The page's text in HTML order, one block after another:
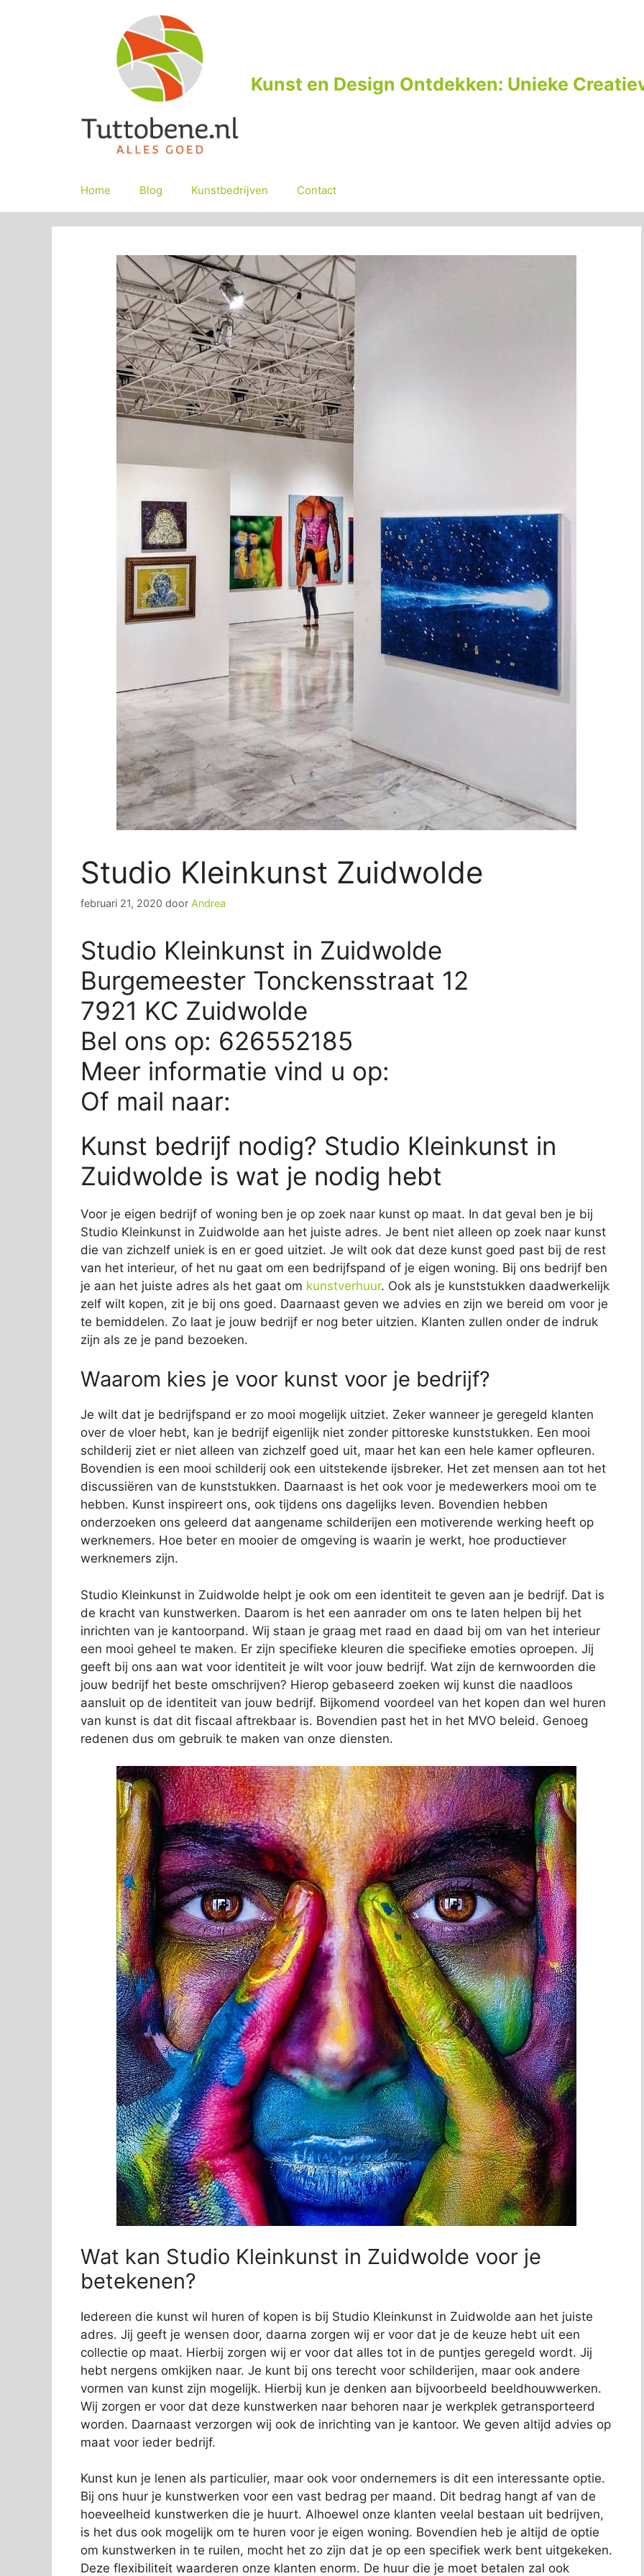
Kunst en Design Ontdekken: Unieke
Home Blog Kunstbedrijven Contact
Studio Kleinkunst Zuidwolde
februari 21, 2020 door Andrea
Studio Kleinkunst in Zuidwolde
Burgemeester Tonckensstraat 12
7921 KC Zuidwolde
Bel ons op: 626552185
Meer informatie vind u op:
Of mail naar:
Kunst bedrijf nodig? Studio Kleinkunst in
Zuidwolde is wat je nodig hebt
Voor je eigen bedrijf of woning ben je op zoek naar kunst op maat. In dat geval ben je bij
Studio Kleinkunst in Zuidwolde aan het juiste adres. Je bent niet alleen op zoek naar kunst
die van zichzelf uniek is en er goed uitziet. Je wilt ook dat deze kunst goed past bij de rest
van het interieur, of het nu gaat om een bedrijfspand of je eigen woning. Bij ons bedrijf ben
je aan het juiste adres als het gaat om kunstverhuur. Ook als je kunststukken daadwerkelijk
zelf wilt kopen, zit je bij ons goed. Daarnaast geven we advies en zijn we bereid om voor je
te bemiddelen. Zo laat je jouw bedrijf er nog beter uitzien. Klanten zullen onder de indruk
zijn als ze je pand bezoeken.
Waarom kies je voor kunst voor je bedrijf?
Je wilt dat je bedrijfspand er zo mooi mogelijk uitziet. Zeker wanneer je geregeld klanten
over de vloer hebt, kan je bedrijf eigenlijk niet zonder pittoreske kunststukken. Een mooi
schilderij ziet er niet alleen van zichzelf goed uit, maar het kan een hele kamer opfleuren.
Bovendien is een mooi schilderij ook een uitstekende ijsbreker. Het zet mensen aan tot het
discussiëren van de kunststukken. Daarnaast is het ook voor je medewerkers mooi om te
hebben. Kunst inspireert ons, ook tijdens ons dagelijks leven. Bovendien hebben
onderzoeken ons geleerd dat aangename schilderijen een motiverende werking heeft op
werknemers. Hoe beter en mooier de omgeving is waarin je werkt, hoe productiever
werknemers zijn.
Studio Kleinkunst in Zuidwolde helpt je ook om een identiteit te geven aan je bedrijf. Dat is
de kracht van kunstwerken. Daarom is het een aanrader om ons te laten helpen bij het
inrichten van je kantoorpand. Wij staan je graag met raad en daad bij om van het interieur
een mooi geheel te maken. Er zijn specifieke kleuren die specifieke emoties oproepen. Jij
geeft bij ons aan wat voor identiteit je wilt voor jouw bedrijf. Wat zijn de kernwoorden die
jouw bedrijf het beste omschrijven? Hierop gebaseerd zoeken wij kunst die naadloos
aansluit op de identiteit van jouw bedrijf. Bijkomend voordeel van het kopen dan wel huren
van kunst is dat dit fiscaal aftrekbaar is. Bovendien past het in het MVO beleid. Genoeg
redenen dus om gebruik te maken van onze diensten.
Wat kan Studio Kleinkunst in Zuidwolde voor je
betekenen?
Iedereen die kunst wil huren of kopen is bij Studio Kleinkunst in Zuidwolde aan het juiste
adres. Jij geeft je wensen door, daarna zorgen wij er voor dat je de keuze hebt uit een
collectie op maat. Hierbij zorgen wij er voor dat alles tot in de puntjes geregeld wordt. Jij
hebt nergens omkijken naar. Je kunt bij ons terecht voor schilderijen, maar ook andere
vormen van kunst zijn mogelijk. Hierbij kun je denken aan bijvoorbeeld beeldhouwwerken.
Wij zorgen er voor dat deze kunstwerken naar behoren naar je werkplek getransporteerd
worden. Daarnaast verzorgen wij ook de inrichting van je kantoor. We geven altijd advies op
maat voor ieder bedrijf.
Kunst kun je lenen als particulier, maar ook voor ondernemers is dit een interessante optie.
Bij ons huur je kunstwerken voor een vast bedrag per maand. Dit bedrag hangt af van de
hoeveelheid kunstwerken die je huurt. Alhoewel onze klanten veelal bestaan uit bedrijven,
is het dus ook mogelijk om te huren voor je eigen woning. Bovendien heb je altijd de optie
om kunstwerken in te ruilen, mocht het zo zijn dat je op een specifiek werk bent uitgekeken.
Deze flexibiliteit waarderen onze klanten enorm. De huur die je moet betalen zal ook